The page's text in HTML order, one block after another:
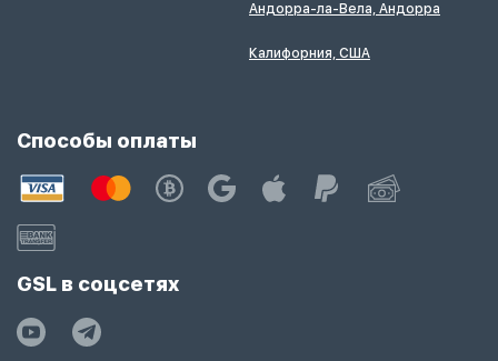
Андорра-ла-Вела, Андорра
Калифорния, США
Способы оплаты
GSL в соцсетях